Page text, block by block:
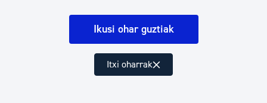
Ikusi ohar guztiak
Itxi oharrak